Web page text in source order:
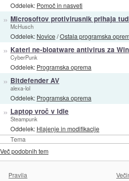
Tema
Oddelek: Pomoč in nasveti
» Microsoftov protivirusnik prihaja
McHusch
Oddelek: Novice/Ostala programska
» Kateri ne-bloatware antivirus za
CyberPunk
Oddelek: Programska oprema
» Bitdefender AV
alexa-lol
Oddelek: Programska oprema
» Laptop vroč v idle
Steampunk
Oddelek: Hlajenje in modifikacije
Več podobnih tem
Pravila